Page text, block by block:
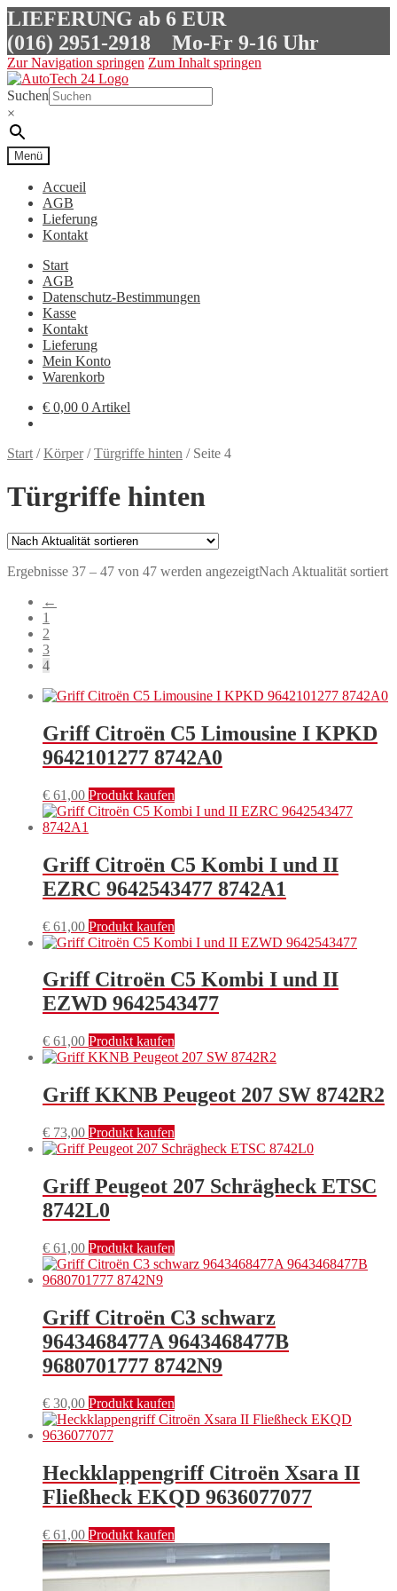
LIEFERUNG ab 6 EUR
(016) 2951-2918 Mo-Fr 9-16 Uhr
Zur Navigation springen Zum Inhalt springen
Suchen
×
Menü
Accueil
AGB
Lieferung
Kontakt
Start
AGB
Datenschutz-Bestimmungen
Kasse
Kontakt
Lieferung
Mein Konto
Warenkorb
€ 0,00 0 Artikel
Start /Körper/Türgriffe hinten / Seite 4
Türgriffe hinten
Ergebnisse 37 – 47 von 47 werden angezeigtNach Aktualität sortiert
←
1
2
3
4
Griff Citroën C5 Limousine I KPKD
9642101277 8742A0
€ 61,00 Produkt kaufen
Griff Citroën C5 Kombi I und II
EZRC 9642543477 8742A1
€ 61,00 Produkt kaufen
Griff Citroën C5 Kombi I und II
EZWD 9642543477
€ 61,00 Produkt kaufen
Griff KKNB Peugeot 207 SW 8742R2
€ 73,00 Produkt kaufen
Griff Peugeot 207 Schrägheck ETSC
8742L0
€ 61,00 Produkt kaufen
Griff Citroën C3 schwarz
9643468477A 9643468477B
9680701777 8742N9
€ 30,00 Produkt kaufen
Heckklappengriff Citroën Xsara II
Fließheck EKQD 9636077077
€ 61,00 Produkt kaufen